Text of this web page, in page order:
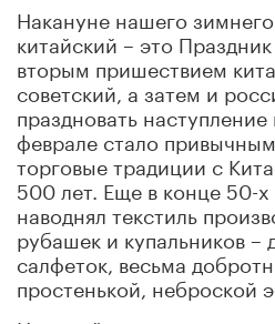
Накануне нашего
китайский – это
вторым пришествием
советский, а затем и
праздновать
феврале стало
торговые традиции с
500 лет. Еще в конце 50-
наводнял текстиль
рубашек и купальников –
салфеток, весьма
простенькой, неброской